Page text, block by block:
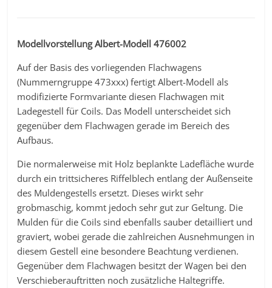
Modellvorstellung Albert-Modell 476002
Auf der Basis des vorliegenden Flachwagens
(Nummerngruppe 473xxx) fertigt Albert-Modell als
modifizierte Formvariante diesen Flachwagen mit
Ladegestell für Coils. Das Modell unterscheidet sich
gegenüber dem Flachwagen gerade im Bereich des
Aufbaus.
Die normalerweise mit Holz beplankte Ladefläche wurde
durch ein trittsicheres Riffelblech entlang der Außenseite
des Muldengestells ersetzt. Dieses wirkt sehr
grobmaschig, kommt jedoch sehr gut zur Geltung. Die
Mulden für die Coils sind ebenfalls sauber detailliert und
graviert, wobei gerade die zahlreichen Ausnehmungen in
diesem Gestell eine besondere Beachtung verdienen.
Gegenüber dem Flachwagen besitzt der Wagen bei den
Verschieberauftritten noch zusätzliche Haltegriffe.